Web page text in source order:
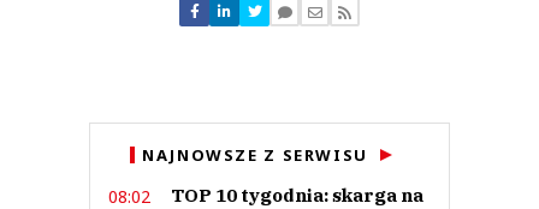
Nie znaleziono komentarzy
Zostaw swoje komentarze
NAJNOWSZE Z SERWISU
08:02
TOP 10 tygodnia: skarga na